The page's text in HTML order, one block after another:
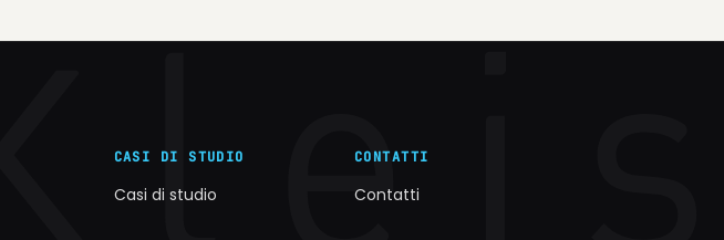
CASI DI STUDIO
Casi di studio
CONTATTI
Contatti